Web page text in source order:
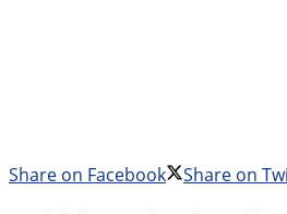
Share on Facebook
Share on